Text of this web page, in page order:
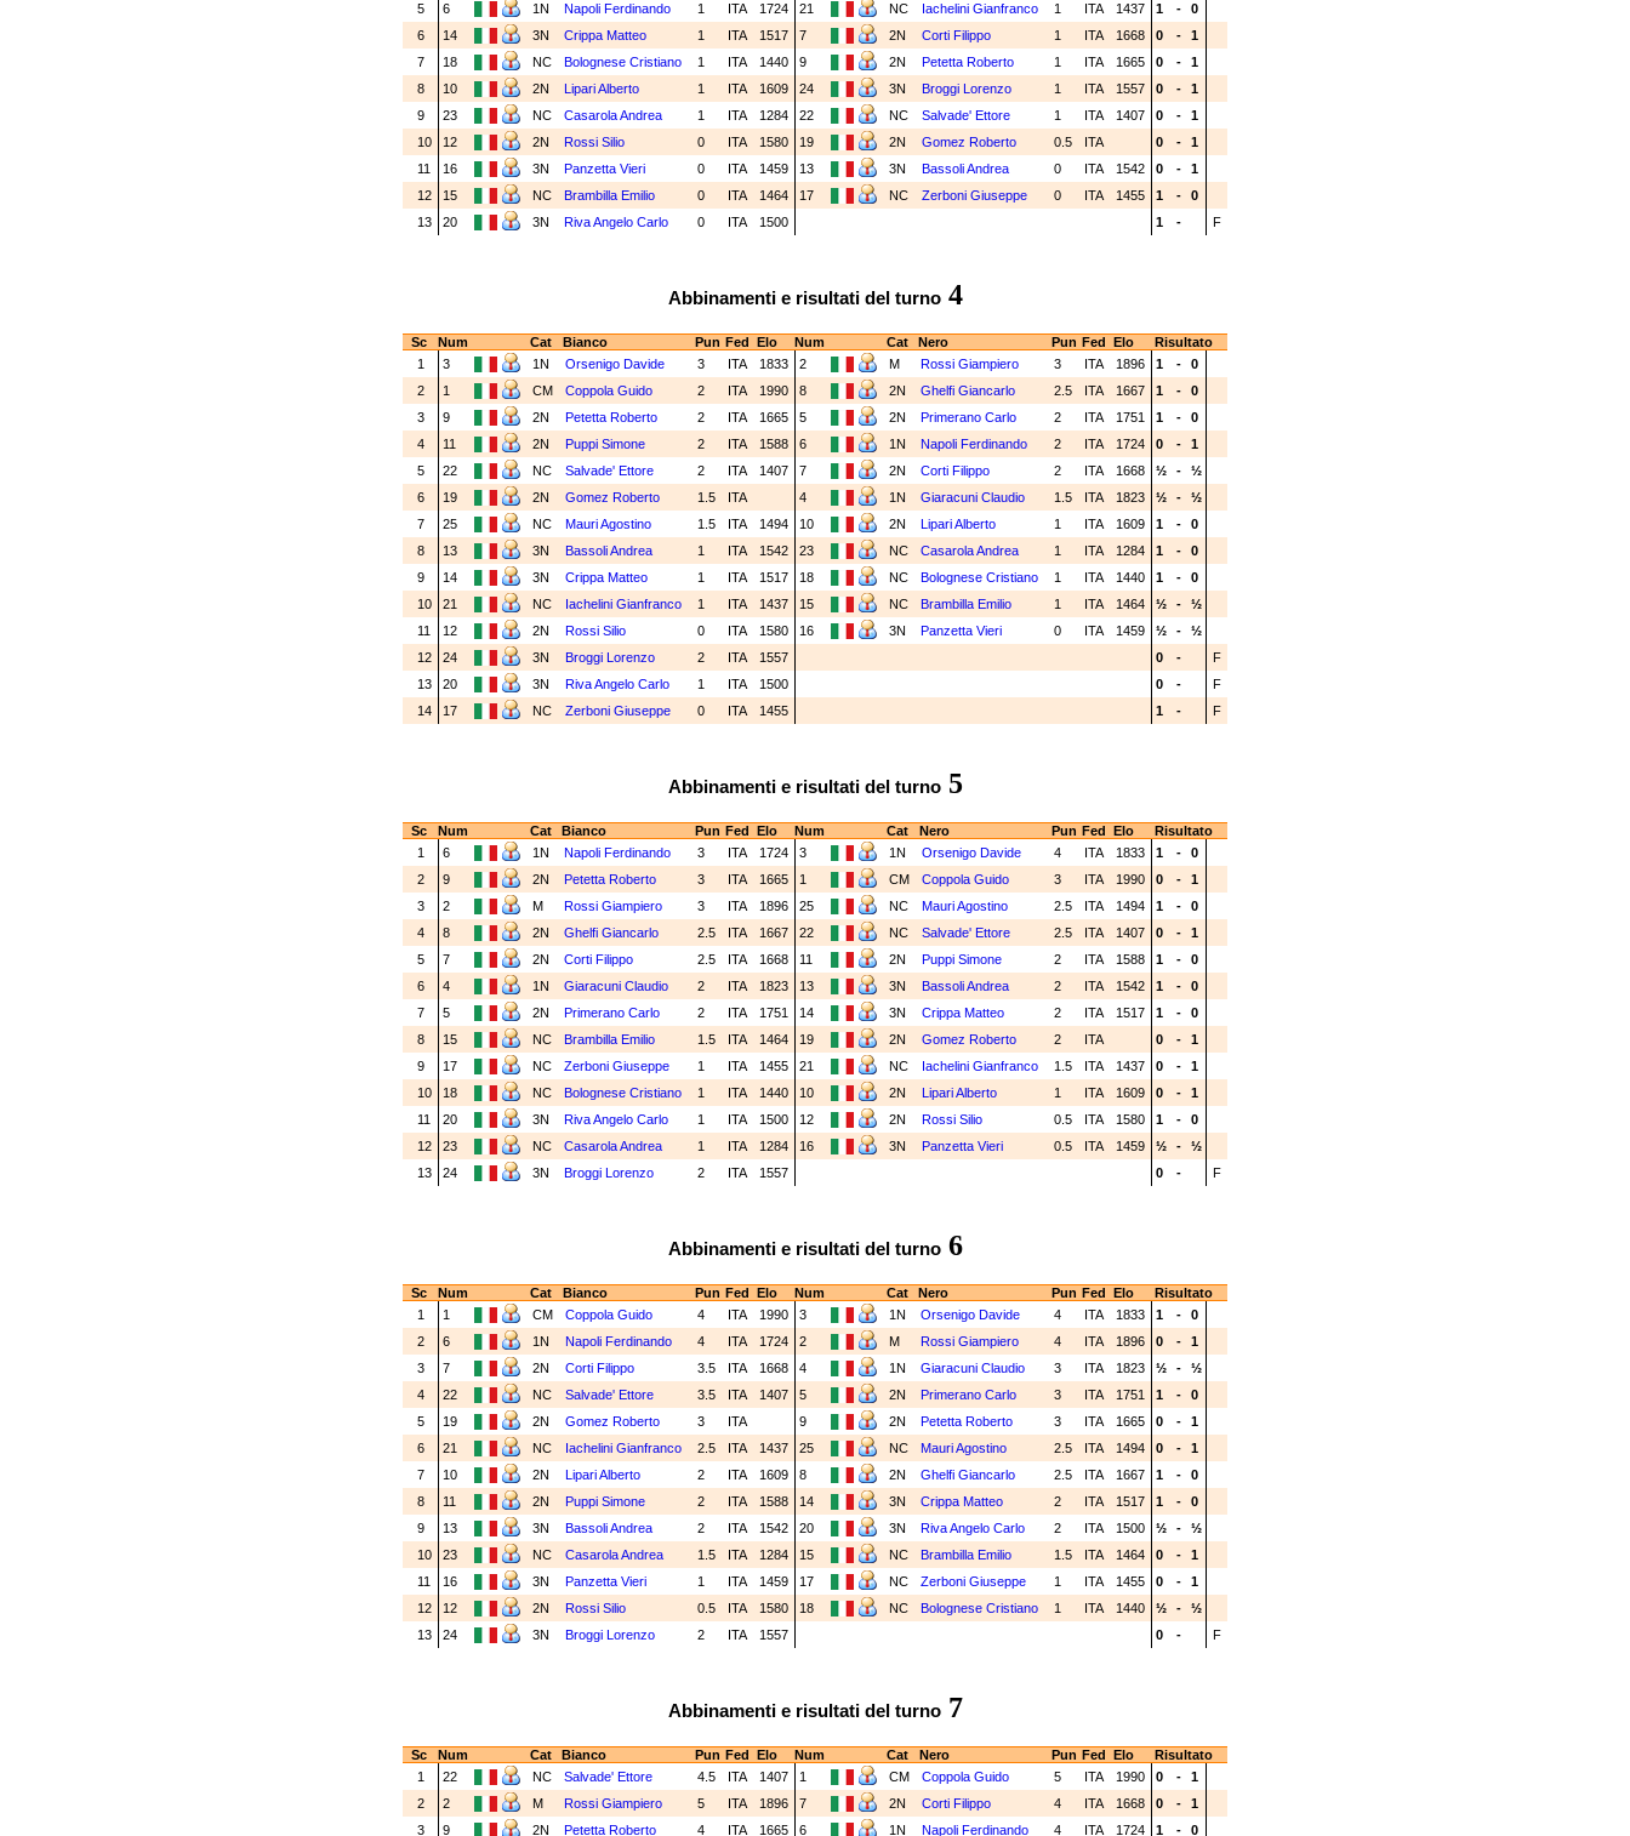
5
6 1N Napoli Ferdinando 1 ITA 1724 21 NC Iachelini Gianfranco 1 ITA 1437 1 -
0
6
14 3N Crippa Matteo 1 ITA 1517 7 2N Corti Filippo 1 ITA 1668 0 -
1
7
18 NC Bolognese Cristiano 1 ITA 1440 9 2N Petetta Roberto 1 ITA 1665 0 -
1
8
10 2N Lipari Alberto 1 ITA 1609 24 3N Broggi Lorenzo 1 ITA 1557 0 -
1
9
23 NC Casarola Andrea 1 ITA 1284 22 NC Salvade' Ettore 1 ITA 1407 0 -
1
10
12 2N Rossi Silio 0 ITA 1580 19 2N Gomez Roberto 0.5 ITA 0 -
1
11
16 3N Panzetta Vieri 0 ITA 1459 13 3N Bassoli Andrea 0 ITA 1542 0 -
1
12
15 NC Brambilla Emilio 0 ITA 1464 17 NC Zerboni Giuseppe 0 ITA 1455 1 -
0
13
20 3N Riva Angelo Carlo 0 ITA 1500 1 - F
Abbinamenti e risultati del turno4
Sc Num Cat Bianco Pun Fed Elo Num Cat Nero Pun Fed Elo
Risultato
1
3 1N Orsenigo Davide 3 ITA 1833 2 M Rossi Giampiero 3 ITA 1896 1 -
0
2
1 CM Coppola Guido 2 ITA 1990 8 2N Ghelfi Giancarlo 2.5 ITA 1667 1 -
0
3
9 2N Petetta Roberto 2 ITA 1665 5 2N Primerano Carlo 2 ITA 1751 1 -
0
4
11 2N Puppi Simone 2 ITA 1588 6 1N Napoli Ferdinando 2 ITA 1724 0 -
1
5
22 NC Salvade' Ettore 2 ITA 1407 7 2N Corti Filippo 2 ITA 1668 ½ -
½
6
19 2N Gomez Roberto 1.5 ITA 4 1N Giaracuni Claudio 1.5 ITA 1823 ½ -
½
7
25 NC Mauri Agostino 1.5 ITA 1494 10 2N Lipari Alberto 1 ITA 1609 1 -
0
8
13 3N Bassoli Andrea 1 ITA 1542 23 NC Casarola Andrea 1 ITA 1284 1 -
0
9
14 3N Crippa Matteo 1 ITA 1517 18 NC Bolognese Cristiano 1 ITA 1440 1 -
0
10
21 NC Iachelini Gianfranco 1 ITA 1437 15 NC Brambilla Emilio 1 ITA 1464 ½ -
½
11
12 2N Rossi Silio 0 ITA 1580 16 3N Panzetta Vieri 0 ITA 1459 ½ -
½
12
24 3N Broggi Lorenzo 2 ITA 1557 0 -
F
13
20 3N Riva Angelo Carlo 1 ITA 1500 0 -
F
14
17 NC Zerboni Giuseppe 0 ITA 1455 1 - F
Abbinamenti e risultati del turno5
Sc Num Cat Bianco Pun Fed Elo Num Cat Nero Pun Fed Elo
Risultato
1
6 1N Napoli Ferdinando 3 ITA 1724 3 1N Orsenigo Davide 4 ITA 1833 1 -
0
2
9 2N Petetta Roberto 3 ITA 1665 1 CM Coppola Guido 3 ITA 1990 0 -
1
3
2 M Rossi Giampiero 3 ITA 1896 25 NC Mauri Agostino 2.5 ITA 1494 1 -
0
4
8 2N Ghelfi Giancarlo 2.5 ITA 1667 22 NC Salvade' Ettore 2.5 ITA 1407 0 -
1
5
7 2N Corti Filippo 2.5 ITA 1668 11 2N Puppi Simone 2 ITA 1588 1 -
0
6
4 1N Giaracuni Claudio 2 ITA 1823 13 3N Bassoli Andrea 2 ITA 1542 1 -
0
7
5 2N Primerano Carlo 2 ITA 1751 14 3N Crippa Matteo 2 ITA 1517 1 -
0
8
15 NC Brambilla Emilio 1.5 ITA 1464 19 2N Gomez Roberto 2 ITA 0 -
1
9
17 NC Zerboni Giuseppe 1 ITA 1455 21 NC Iachelini Gianfranco 1.5 ITA 1437 0 -
1
10
18 NC Bolognese Cristiano 1 ITA 1440 10 2N Lipari Alberto 1 ITA 1609 0 -
1
11
20 3N Riva Angelo Carlo 1 ITA 1500 12 2N Rossi Silio 0.5 ITA 1580 1 -
0
12
23 NC Casarola Andrea 1 ITA 1284 16 3N Panzetta Vieri 0.5 ITA 1459 ½ -
½
13
24 3N Broggi Lorenzo 2 ITA 1557 0 - F
Abbinamenti e risultati del turno6
Sc Num Cat Bianco Pun Fed Elo Num Cat Nero Pun Fed Elo
Risultato
1
1 CM Coppola Guido 4 ITA 1990 3 1N Orsenigo Davide 4 ITA 1833 1 -
0
2
6 1N Napoli Ferdinando 4 ITA 1724 2 M Rossi Giampiero 4 ITA 1896 0 -
1
3
7 2N Corti Filippo 3.5 ITA 1668 4 1N Giaracuni Claudio 3 ITA 1823 ½ -
½
4
22 NC Salvade' Ettore 3.5 ITA 1407 5 2N Primerano Carlo 3 ITA 1751 1 -
0
5
19 2N Gomez Roberto 3 ITA 9 2N Petetta Roberto 3 ITA 1665 0 -
1
6
21 NC Iachelini Gianfranco 2.5 ITA 1437 25 NC Mauri Agostino 2.5 ITA 1494 0 -
1
7
10 2N Lipari Alberto 2 ITA 1609 8 2N Ghelfi Giancarlo 2.5 ITA 1667 1 -
0
8
11 2N Puppi Simone 2 ITA 1588 14 3N Crippa Matteo 2 ITA 1517 1 -
0
9
13 3N Bassoli Andrea 2 ITA 1542 20 3N Riva Angelo Carlo 2 ITA 1500 ½ -
½
10
23 NC Casarola Andrea 1.5 ITA 1284 15 NC Brambilla Emilio 1.5 ITA 1464 0 -
1
11
16 3N Panzetta Vieri 1 ITA 1459 17 NC Zerboni Giuseppe 1 ITA 1455 0 -
1
12
12 2N Rossi Silio 0.5 ITA 1580 18 NC Bolognese Cristiano 1 ITA 1440 ½ -
½
13
24 3N Broggi Lorenzo 2 ITA 1557 0 - F
Abbinamenti e risultati del turno7
Sc Num Cat Bianco Pun Fed Elo Num Cat Nero Pun Fed Elo
Risultato
1
22 NC Salvade' Ettore 4.5 ITA 1407 1 CM Coppola Guido 5 ITA 1990 0 -
1
2
2 M Rossi Giampiero 5 ITA 1896 7 2N Corti Filippo 4 ITA 1668 0 -
1
3
9 2N Petetta Roberto 4 ITA 1665 6 1N Napoli Ferdinando 4 ITA 1724 1 - 0